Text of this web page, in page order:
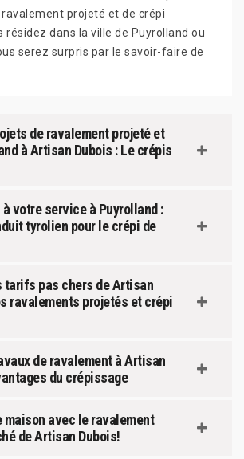
projeté et de crépi
résidez dans la ville de Puyrolland ou
serez surpris par le savoir-faire de
de ravalement projeté et
à Artisan Dubois : Le crépis
votre service à Puyrolland :
tyrolien pour le crépi de
tarifs pas chers de Artisan
ravalements projetés et crépi
de ravalement à Artisan
du crépissage
maison avec le ravalement
de Artisan Dubois!